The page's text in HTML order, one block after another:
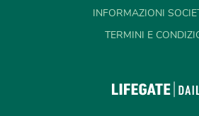
INFORMAZIONI
TERMINI E